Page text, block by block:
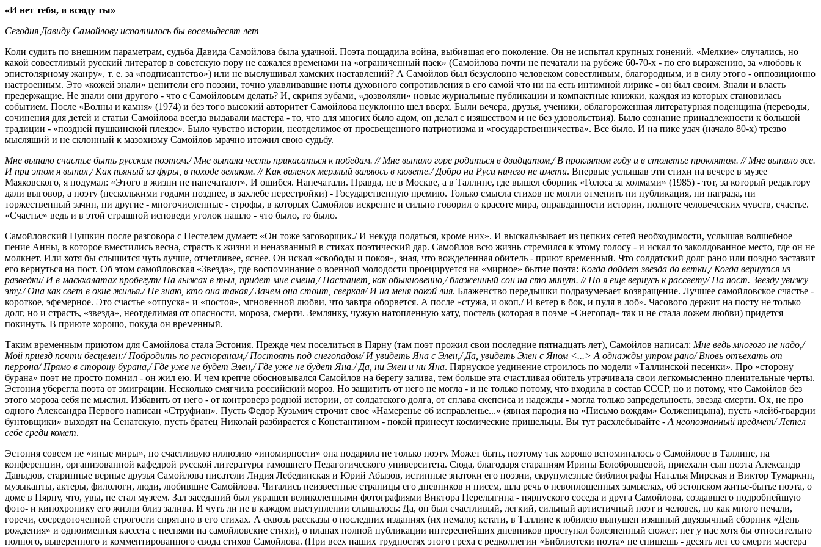
«И нет тебя, и всюду ты»
Сегодня Давиду Самойлову исполнилось бы восемьдесят лет
Коли судить по внешним параметрам, судьба Давида Самойлова была удачной. Поэта пощадила война, выбившая его поколение. Он не испытал крупных гонений. «Мелкие» случались, но
какой совестливый русский литератор в советскую пору не сажался временами на «ограниченный паек» (Самойлова почти не печатали на рубеже 60-70-х - по его выражению, за «любовь к
эпистолярному жанру», т. е. за «подписантство») или не выслушивал хамских наставлений? А Самойлов был безусловно человеком совестливым, благородным, и в силу этого - оппозиционно
настроенным. Это «кожей знали» ценители его поэзии, точно улавливавшие ноты духовного сопротивления в его самой что ни на есть интимной лирике - он был своим. Знали и власть
предержащие. Не знали они другого - что с Самойловым делать? И, скрипя зубами, «дозволяли» новые журнальные публикации и компактные книжки, каждая из которых становилась
событием. После «Волны и камня» (1974) и без того высокий авторитет Самойлова неуклонно шел вверх. Были вечера, друзья, ученики, облагороженная литературная поденщина (переводы,
сочинения для детей и статьи Самойлова всегда выдавали мастера - то, что для многих было адом, он делал с изяществом и не без удовольствия). Было сознание принадлежности к большой
традиции - «поздней пушкинской плеяде». Было чувство истории, неотделимое от просвещенного патриотизма и «государственничества». Все было. И на пике удач (начало 80-х) трезво
мыслящий и не склонный к мазохизму Самойлов мрачно итожил свою судьбу.
Мне выпало счастье быть русским поэтом./ Мне выпала честь прикасаться к победам. // Мне выпало горе родиться в двадцатом,/ В проклятом году и в столетье проклятом. // Мне выпало все.
И при этом я выпал,/ Как пьяный из фуры, в походе великом. // Как валенок мерзлый валяюсь в кювете./ Добро на Руси ничего не имети. Впервые услышав эти стихи на вечере в музее
Маяковского, я подумал: «Этого в жизни не напечатают». И ошибся. Напечатали. Правда, не в Москве, а в Таллине, где вышел сборник «Голоса за холмами» (1985) - тот, за который редактору
дали выговор, а поэту (несколькими годами позднее, в захлебе перестройки) - Государственную премию. Только смысла стихов не могли отменить ни публикация, ни награда, ни
торжественный зачин, ни другие - многочисленные - строфы, в которых Самойлов искренне и сильно говорил о красоте мира, оправданности истории, полноте человеческих чувств, счастье.
«Счастье» ведь и в этой страшной исповеди уголок нашло - что было, то было.
Самойловский Пушкин после разговора с Пестелем думает: «Он тоже заговорщик./ И некуда податься, кроме них». И выскальзывает из цепких сетей необходимости, услышав волшебное
пение Анны, в которое вместились весна, страсть к жизни и неназванный в стихах поэтический дар. Самойлов всю жизнь стремился к этому голосу - и искал то заколдованное место, где он не
молкнет. Или хотя бы слышится чуть лучше, отчетливее, яснее. Он искал «свободы и покоя», зная, что вожделенная обитель - приют временный. Что солдатский долг рано или поздно заставит
его вернуться на пост. Об этом самойловская «Звезда», где воспоминание о военной молодости проецируется на «мирное» бытие поэта: Когда дойдет звезда до ветки,/ Когда вернутся из
разведки/ И в маскхалатах пробегут/ На лыжах в тыл, придет мне смена,/ Настанет, как обыкновенно,/ блаженный сон на сто минут. // Но я еще вернусь к рассвету/ На пост. Звезду увижу
эту./ Она как свет в окне жилья./ Не знаю, кто она такая,/ Зачем она стоит, сверкая/ И на меня покой лия. Блаженство передышки подразумевает возвращение. Лучшее самойловское счастье -
короткое, эфемерное. Это счастье «отпуска» и «постоя», мгновенной любви, что завтра оборвется. А после «стужа, и окоп,/ И ветер в бок, и пуля в лоб». Часового держит на посту не только
долг, но и страсть, «звезда», неотделимая от опасности, мороза, смерти. Землянку, чужую натопленную хату, постель (которая в поэме «Снегопад» так и не стала ложем любви) придется
покинуть. В приюте хорошо, покуда он временный.
Таким временным приютом для Самойлова стала Эстония. Прежде чем поселиться в Пярну (там поэт прожил свои последние пятнадцать лет), Самойлов написал: Мне ведь многого не надо,/
Мой приезд почти бесцелен:/ Побродить по ресторанам,/ Постоять под снегопадом/ И увидеть Яна с Элен,/ Да, увидеть Элен с Яном <...> А однажды утром рано/ Вновь отъехать от
перрона/ Прямо в сторону бурана,/ Где уже не будет Элен,/ Где уже не будет Яна./ Да, ни Элен и ни Яна. Пярнуское уединение строилось по модели «Таллинской песенки». Про «сторону
бурана» поэт не просто помнил - он жил ею. И чем крепче обосновывался Самойлов на берегу залива, тем больше эта счастливая обитель утрачивала свои легкомысленно пленительные черты.
Эстония уберегла поэта от эмиграции. Несколько смягчила российский мороз. Но защитить от него не могла - и не только потому, что входила в состав СССР, но и потому, что Самойлов без
этого мороза себя не мыслил. Избавить от него - от контроверз родной истории, от солдатского долга, от сплава скепсиса и надежды - могла только запредельность, звезда смерти. Ох, не про
одного Александра Первого написан «Струфиан». Пусть Федор Кузьмич строчит свое «Намеренье об исправленье...» (явная пародия на «Письмо вождям» Солженицына), пусть «лейб-гвардии
бунтовщики» выходят на Сенатскую, пусть братец Николай разбирается с Константином - покой принесут космические пришельцы. Вы тут расхлебывайте - А неопознанный предмет/ Летел
себе среди комет.
Эстония совсем не «иные миры», но счастливую иллюзию «иномирности» она подарила не только поэту. Может быть, поэтому так хорошо вспоминалось о Самойлове в Таллине, на
конференции, организованной кафедрой русской литературы тамошнего Педагогического университета. Сюда, благодаря стараниям Ирины Белобровцевой, приехали сын поэта Александр
Давыдов, старинные верные друзья Самойлова писатели Лидия Лебединская и Юрий Абызов, истинные знатоки его поэзии, скрупулезные библиографы Наталья Мирская и Виктор Тумаркин,
музыканты, актеры, филологи, люди, любившие Самойлова. Читались неизвестные страницы его дневников и писем, шла речь о невоплощенных замыслах, об эстонском житье-бытье поэта, о
доме в Пярну, что, увы, не стал музеем. Зал заседаний был украшен великолепными фотографиями Виктора Перелыгина - пярнуского соседа и друга Самойлова, создавшего подробнейшую
фото- и кинохронику его жизни близ залива. И чуть ли не в каждом выступлении слышалось: Да, он был счастливый, легкий, сильный артистичный поэт и человек, но как много печали,
горечи, сосредоточенной строгости спрятано в его стихах. А сквозь рассказы о последних изданиях (их немало; кстати, в Таллине к юбилею выпущен изящный двуязычный сборник «День
рождения» и одноименная кассета с песнями на самойловские стихи), о планах полной публикации интереснейших дневников проступал болезненный сюжет: нет у нас хотя бы относительно
полного, выверенного и комментированного свода стихов Самойлова. (При всех наших трудностях этого греха с редколлегии «Библиотеки поэта» не спишешь - десять лет со смерти мастера